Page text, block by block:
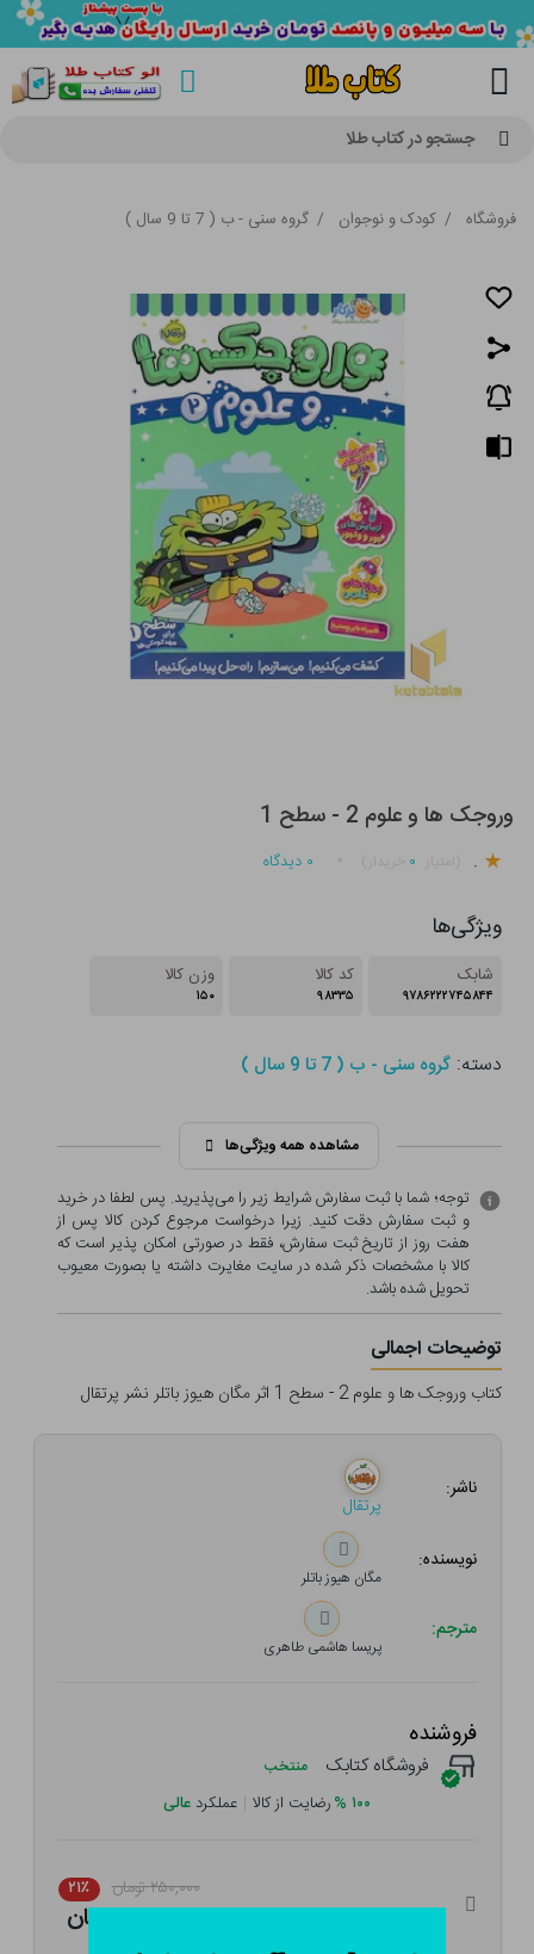
جستجو در کتاب طلا
فروشگاه / کودک و نوجوان / گروه سنی - ب ( 7 تا 9 سال )
وروجک ها و علوم 2 - سطح 1
. ۰ ۰ دیدگاه
ویژگی‌ها
شابک
۹۷۸۶۲۲۲۷۴۵۸۴۴
کد کالا
۹۸۳۳۵
وزن کالا
۱۵۰
دسته:گروه سنی - ب ( 7 تا 9 سال )
مشاهده همه ویژگی‌ها
توجه؛ شما با ثبت سفارش شرایط زیر را می‌پذیرید. پس لطفا در خرید
و ثبت سفارش دقت کنید. زیرا درخواست مرجوع کردن کالا پس از
هفت روز از تاریخ ثبت سفارش، فقط در صورتی امکان پذیر است که
کالا با مشخصات ذکر شده در سایت مغایرت داشته یا بصورت معيوب
تحویل شده باشد.
توضیحات اجمالی
کتاب وروجک ها و علوم 2 - سطح 1 اثر مگان هیوز باتلر نشر پرتقال
ناشر:
پرتقال
نویسنده:
مگان هیوز باتلر
مترجم:
پریسا هاشمی طاهری
فروشنده
فروشگاه کتابک منتخب
۱۰۰ %رضایت از کالا | عملکرد عالی
۲۵۰,۰۰۰ تومان ۲۱٪
۱۹۷,۵۰۰ تومان